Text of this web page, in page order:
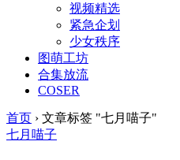
视频精选
紧急企划
少女秩序
图萌工坊
合集放流
COSER
首页 › 文章标签 "七月喵子"
七月喵子